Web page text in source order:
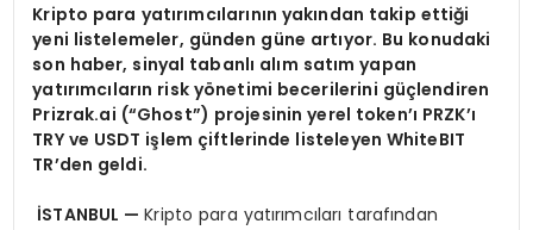
Kripto para yatırımcılarının yakından takip ettiği
yeni listelemeler, günden güne artıyor. Bu konudaki
son haber, sinyal tabanlı alım satım yapan
yatırımcıların risk yönetimi becerilerini güçlendiren
Prizrak.ai (“Ghost”) projesinin yerel token’ı PRZK’ı
TRY ve USDT işlem çiftlerinde listeleyen WhiteBIT
TR’den geldi.
İSTANBUL —Kripto para yatırımcıları tarafından